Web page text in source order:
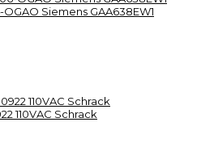
Siemens GAA638EW1
110VAC Schrack